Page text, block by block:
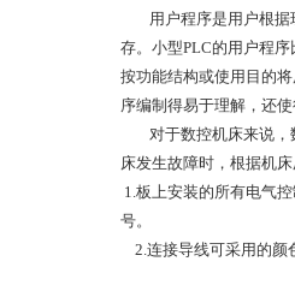
用户程序是用户根据
存。小型PLC的用户程
按功能结构或使用目的
序编制得易于理解，还
对于数控机床来说，数
床发生故障时，根据机
1.板上安装的所有电气
号。
2.连接导线可采用的颜